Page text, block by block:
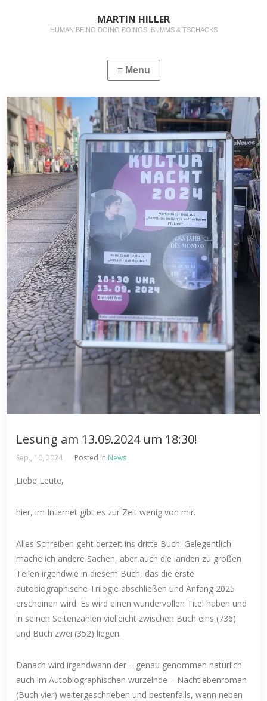
MARTIN HILLER
HUMAN BEING DOING BOINGS, BUMMS & TSCHACKS
Lesung am 13.09.2024 um 18:30!
Sep., 10, 2024 Posted in News
Liebe Leute,
hier, im Internet gibt es zur Zeit wenig von mir.
Alles Schreiben geht derzeit ins dritte Buch. Gelegentlich
mache ich andere Sachen, aber auch die landen zu großen
Teilen irgendwie in diesem Buch, das die erste
autobiographische Trilogie abschließen und Anfang 2025
erscheinen wird. Es wird einen wundervollen Titel haben und
in seinen Seitenzahlen vielleicht zwischen Buch eins (736)
und Buch zwei (352) liegen.
Danach wird irgendwann der – genau genommen natürlich
auch im Autobiographischen wurzelnde – Nachtlebenroman
(Buch vier) weitergeschrieben und bestenfalls, wenn neben